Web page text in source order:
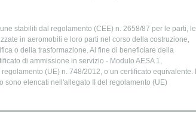
stabiliti dal regolamento (CEE) n. 2658/87 per le parti, le
in aeromobili e loro parti nel corso della costruzione,
o della trasformazione. Al fine di beneficiare della
di ammissione in servizio - Modulo AESA 1,
(UE) n. 748/2012, o un certificato equivalente. I
sono elencati nell'allegato II del regolamento (UE)